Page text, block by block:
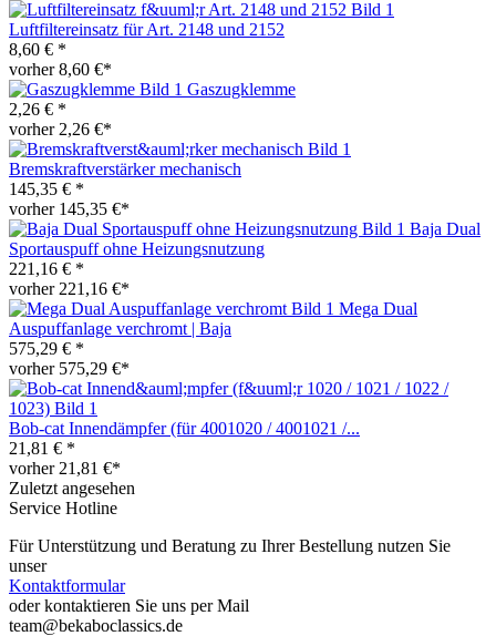
Luftfiltereinsatz für Art. 2148 und 2152
8,60 € *
vorher 8,60 €*
Gaszugklemme
2,26 € *
vorher 2,26 €*
Bremskraftverstärker mechanisch
145,35 € *
vorher 145,35 €*
Baja Dual
Sportauspuff ohne Heizungsnutzung
221,16 € *
vorher 221,16 €*
Mega Dual
Auspuffanlage verchromt | Baja
575,29 € *
vorher 575,29 €*
Bob-cat Innendämpfer (für 4001020 / 4001021 /...
21,81 € *
vorher 21,81 €*
Zuletzt angesehen
Service Hotline
Für Unterstützung und Beratung zu Ihrer Bestellung nutzen Sie
unser
Kontaktformular
oder kontaktieren Sie uns per Mail
team@bekaboclassics.de